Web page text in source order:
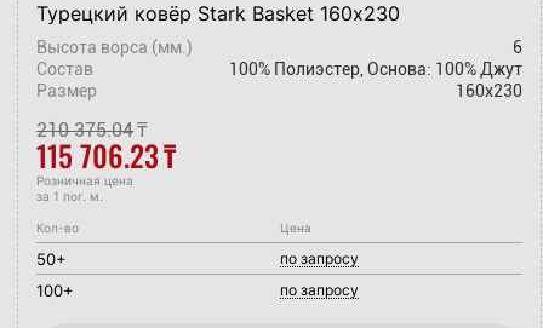
Турецкий ковёр Stark Basket 160х230
Высота ворса (мм.)
6
Состав
100% Полиэстер, Основа: 100% Джут
Размер
160x230
210 375.04₸
115 706.23₸
Розничная цена
за 1 пог. м.
Кол-во
50+
100+
Цена
по запросу
по запросу